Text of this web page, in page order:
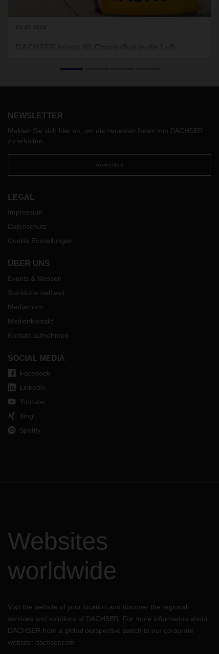
05.05.2020
April organisierte DACHSER erstmalig in der
darunter drei Flüge auf der Strecke Hong Kong – Los
Angeles .
NEWSLETTER
Melden Sie sich hier an, um die neuesten News von DACHSER
zu erhalten.
Anmelden
LEGAL
Impressum
Datenschutz
Cookie Einstellungen
ÜBER UNS
Events & Messen
Standorte weltweit
Mediaroom
Medienkontakt
Kontakt aufnehmen
SOCIAL MEDIA
Facebook
LinkedIn
Youtube
Xing
Spotify
Websites
worldwide
Visit the website of your location and discover the regional
services and solutions of DACHSER. For more information about
DACHSER from a global perspective switch to our corporate
website: dachser.com